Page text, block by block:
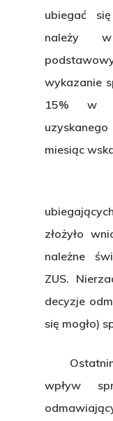
ubiegać
należy w
wykazanie
15% w
miesiąc
złożyło
należne
ZUS.
decyzje
się mogło)
Ostatnimi
wpływ